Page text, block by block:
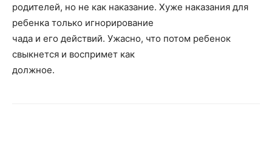
родителей, но не как наказание. Хуже наказания для
ребенка только игнорирование
чада и его действий. Ужасно, что потом ребенок
свыкнется и воспримет как
должное.